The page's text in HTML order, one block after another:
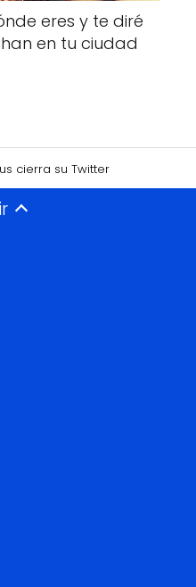
eres y te diré
en tu ciudad
cierra su Twitter